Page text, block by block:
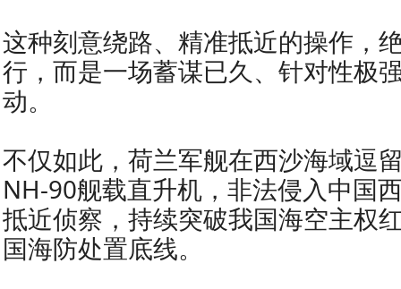
这种刻意绕路、精准抵近的操作，
行，而是一场蓄谋已久、针对性极
动。
不仅如此，荷兰军舰在西沙海域逗
NH-90舰载直升机，非法侵入中国
抵近侦察，持续突破我国海空主权
国海防处置底线。